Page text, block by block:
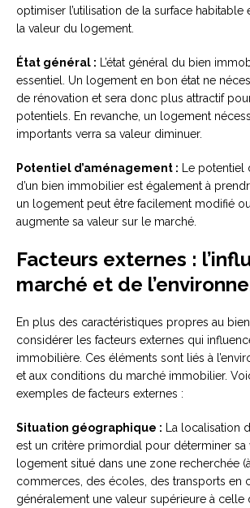
optimiser l’utilisation de la surface habitable
la valeur du logement.
État général : L’état général du bien
essentiel. Un logement en bon état ne
de rénovation et sera donc plus attractif
potentiels. En revanche, un logement
importants verra sa valeur diminuer.
Potentiel d’aménagement : Le potentiel
d’un bien immobilier est également à
un logement peut être facilement modifié
augmente sa valeur sur le marché.
Facteurs externes :
marché et de
En plus des caractéristiques propres au
considérer les facteurs externes qui
immobilière. Ces éléments sont liés à
et aux conditions du marché immobilier.
exemples de facteurs externes :
Situation géographique : La localisation
est un critère primordial pour déterminer sa
logement situé dans une zone recherchée
commerces, des écoles, des transports en
généralement une valeur supérieure à celle